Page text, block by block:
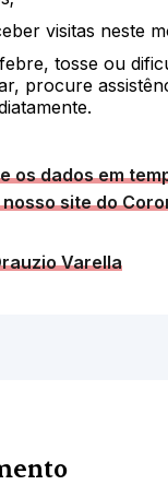
visitas neste
tosse ou
procure
os dados em
site do
Varella